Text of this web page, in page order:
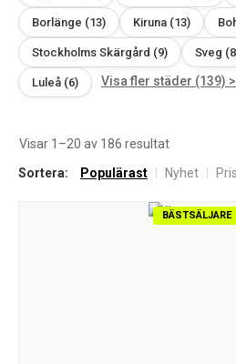
Borlänge (13) Kiruna (13)
Stockholms Skärgård (9) Sveg
Luleå (6) Visa fler städer (139) >
Visar 1–20 av 186 resultatSortera
senaste
Sortera: Populärast | Nyhet | Pris
BÄSTSÄLJARE